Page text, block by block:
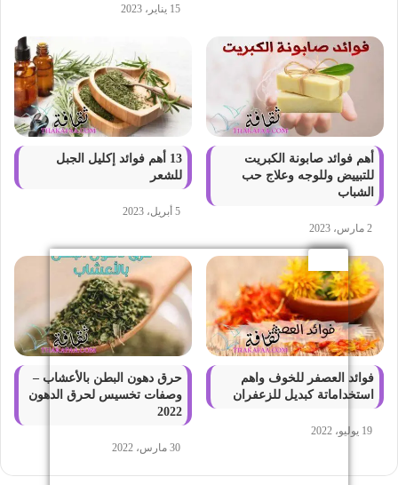
15 يناير، 2023
أهم فوائد صابونة الكبريت
للتبييض وللوجه وعلاج حب
الشباب
2 مارس، 2023
13 أهم فوائد إكليل الجبل
للشعر
5 أبريل، 2023
فوائد العصفر للخوف واهم
استخداماتة كبديل للزعفران
19 يوليو، 2022
حرق دهون البطن بالأعشاب –
وصفات تخسيس لحرق الدهون
2022
30 مارس، 2022